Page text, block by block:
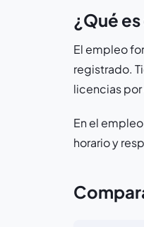
¿Qué
El empleo
registrado.
licencias
En el
horario y